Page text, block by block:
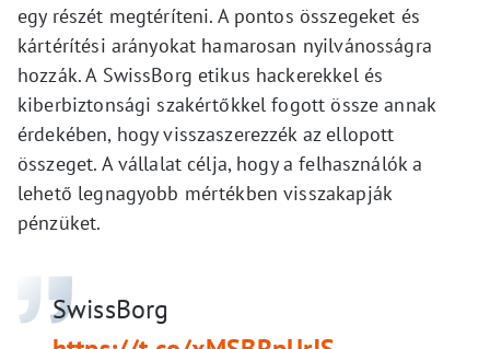
egy részét megtéríteni. A pontos összegeket és
kártérítési arányokat hamarosan nyilvánosságra
hozzák. A SwissBorg etikus hackerekkel és
kiberbiztonsági szakértőkkel fogott össze annak
érdekében, hogy visszaszerezzék az ellopott
összeget. A vállalat célja, hogy a felhasználók a
lehető legnagyobb mértékben visszakapják
pénzüket.
SwissBorg